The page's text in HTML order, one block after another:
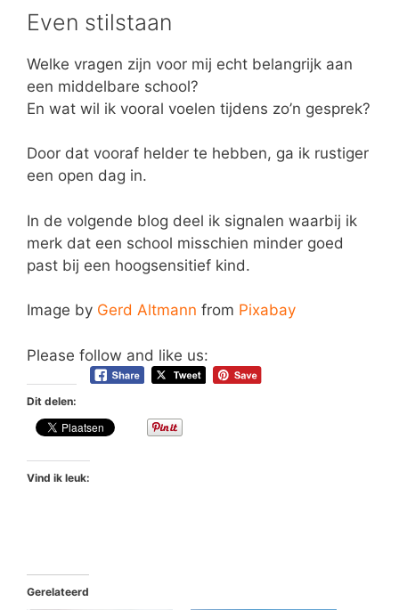
Even stilstaan
Welke vragen zijn voor mij echt belangrijk aan
een middelbare school?
En wat wil ik vooral voelen tijdens zo’n gesprek?
Door dat vooraf helder te hebben, ga ik rustiger
een open dag in.
In de volgende blog deel ik signalen waarbij ik
merk dat een school misschien minder goed
past bij een hoogsensitief kind.
Image by Gerd Altmann from Pixabay
Please follow and like us:
Dit delen:
Vind ik leuk:
Gerelateerd